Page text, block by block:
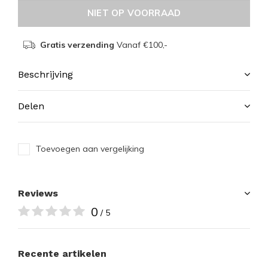
NIET OP VOORRAAD
Gratis verzending Vanaf €100,-
Beschrijving
Delen
Toevoegen aan vergelijking
Reviews
0 / 5
Recente artikelen